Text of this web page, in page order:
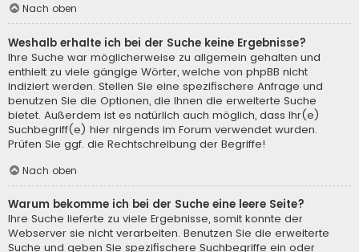
Nach oben
Weshalb erhalte ich bei der Suche keine Ergebnisse?
Ihre Suche war möglicherweise zu allgemein gehalten und
enthielt zu viele gängige Wörter, welche von phpBB nicht
indiziert werden. Stellen Sie eine spezifischere Anfrage und
benutzen Sie die Optionen, die Ihnen die erweiterte Suche
bietet. Außerdem ist es natürlich auch möglich, dass Ihr(e)
Suchbegriff(e) hier nirgends im Forum verwendet wurden.
Prüfen Sie ggf. die Rechtschreibung der Begriffe!
Nach oben
Warum bekomme ich bei der Suche eine leere Seite?
Ihre Suche lieferte zu viele Ergebnisse, somit konnte der
Webserver sie nicht verarbeiten. Benutzen Sie die erweiterte
Suche und geben Sie spezifischere Suchbegriffe ein oder